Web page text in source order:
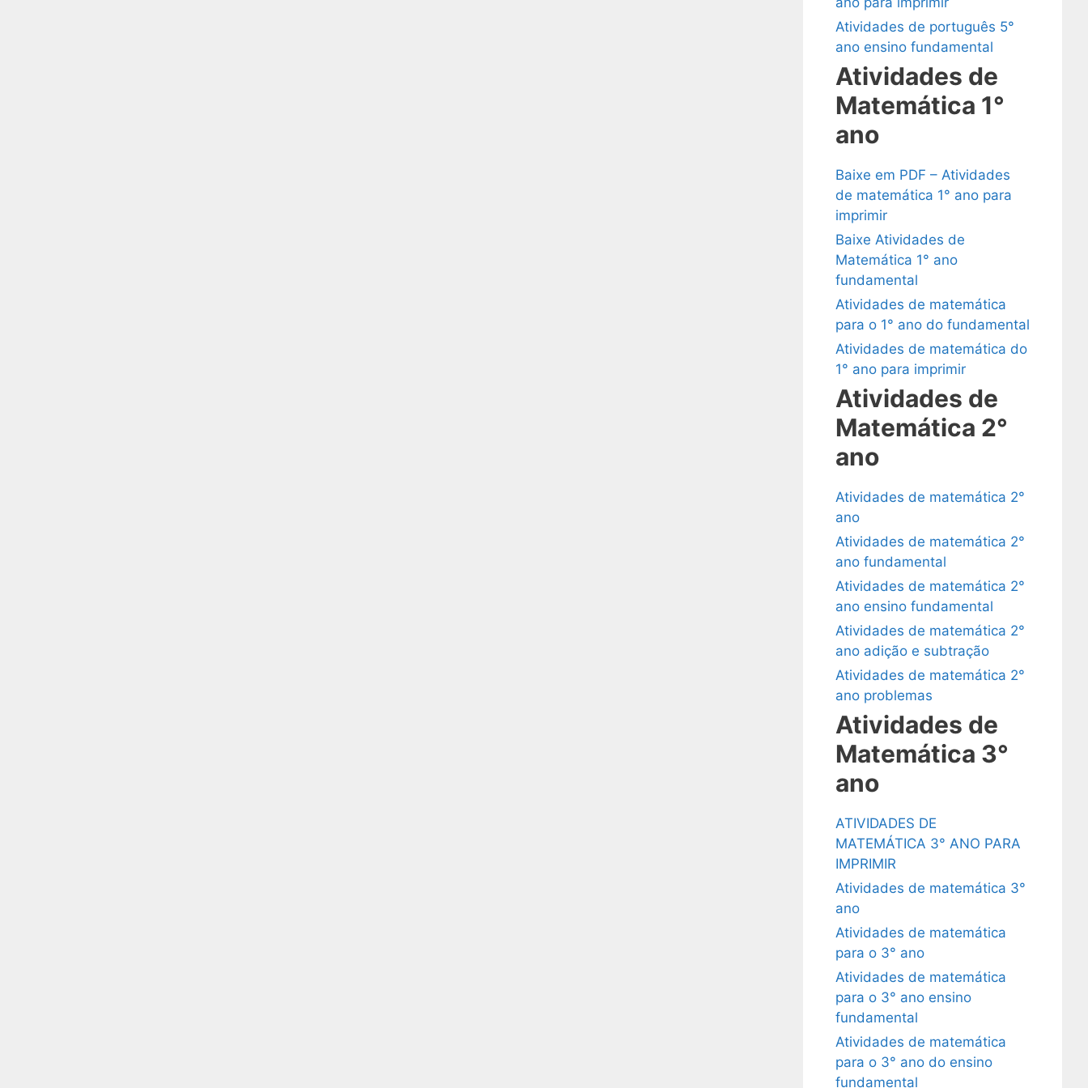
Atividades de português 5°
ano ensino fundamental
Atividades de
Matemática 1°
ano
Baixe em PDF – Atividades
de matemática 1° ano para
imprimir
Baixe Atividades de
Matemática 1° ano
fundamental
Atividades de matemática
para o 1° ano do fundamental
Atividades de matemática do
1° ano para imprimir
Atividades de
Matemática 2°
ano
Atividades de matemática 2°
ano
Atividades de matemática 2°
ano fundamental
Atividades de matemática 2°
ano ensino fundamental
Atividades de matemática 2°
ano adição e subtração
Atividades de matemática 2°
ano problemas
Atividades de
Matemática 3°
ano
ATIVIDADES DE
MATEMÁTICA 3° ANO PARA
IMPRIMIR
Atividades de matemática 3°
ano
Atividades de matemática
para o 3° ano
Atividades de matemática
para o 3° ano ensino
fundamental
Atividades de matemática
para o 3° ano do ensino
fundamental